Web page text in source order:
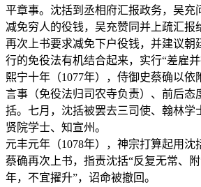
平章事。沈括到丞相府汇报政务，吴充
减免穷人的役钱，吴充赞同并上疏汇报
再次上书要求减免下户役钱，并建议朝
行的免役法有机结合起来，实行“差雇并
熙宁十年（1077年），侍御史蔡确以依
言事（免役法归司农寺负责）、前后态
括。七月，沈括被罢去三司使、翰林学
贤院学士、知宣州。
元丰元年（1078年），神宗打算起用沈
蔡确再次上书，指责沈括“反复无常、
年，不宜擢升”，诏命被撤回。